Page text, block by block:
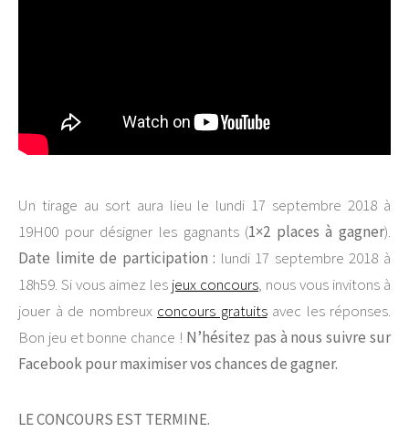
Un tirage au sort aura lieu le lundi 17 septembre 2018 à
19H00 pour désigner les gagnants (1×2 places à gagner).
Date limite de participation : lundi 17 septembre 2018 à
18h59. Si vous aimez les jeux concours, nous vous invitons à
jouer à de nombreux concours gratuitsavec les réponses.
Bon jeu et bonne chance ! N’hésitez pas à nous suivre sur
Facebook pour maximiser vos chances de gagner.
LE CONCOURS EST TERMINE.